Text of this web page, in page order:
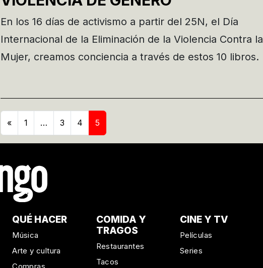
En los 16 días de activismo a partir del 25N, el Día
Internacional de la Eliminación de la Violencia Contra la
Mujer, creamos conciencia a través de estos 10 libros.
« 1 … 3 4 5
QUÉ HACER
Música
Arte y cultura
COMIDA Y
TRAGOS
Restaurantes
Tacos
CINE Y TV
Películas
Series